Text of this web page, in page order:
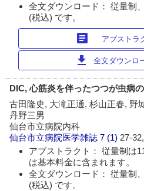
全文ダウンロード： 従量制
(税込) です。
article アブストラ
download 全文ダウンロ
DIC, 心筋炎を伴ったつつが虫病
古田隆史, 大滝正通, 杉山正春, 野
丹野三男
仙台市立病院内科
仙台市立病院医学雑誌 7 (1) 27-
アブストラクト： 従量制は
は基本料金に含まれます。
全文ダウンロード： 従量制
(税込) です。